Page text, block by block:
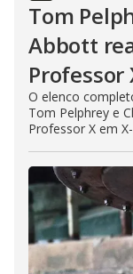
Tom
Abbott
Professor
O elenco
Tom Pelphrey e
Professor X em